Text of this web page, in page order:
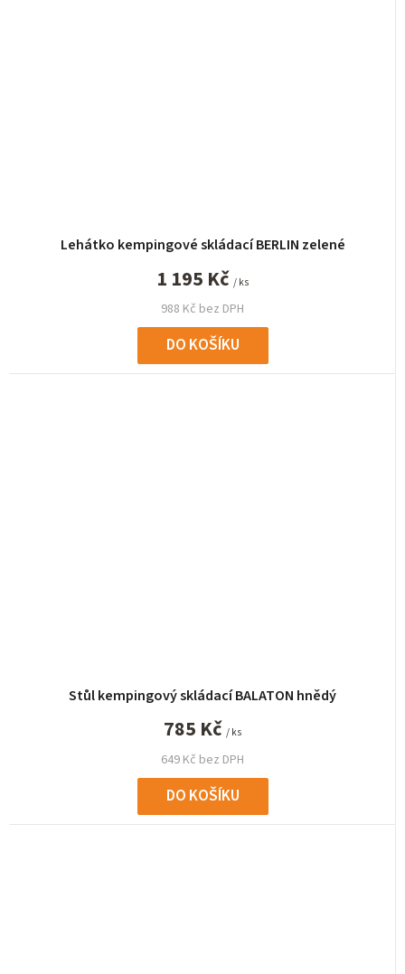
Lehátko kempingové skládací BERLIN zelené
988 Kč bez DPH
1 195 Kč / ks
DO KOŠÍKU
Stůl kempingový skládací BALATON hnědý
649 Kč bez DPH
785 Kč / ks
DO KOŠÍKU